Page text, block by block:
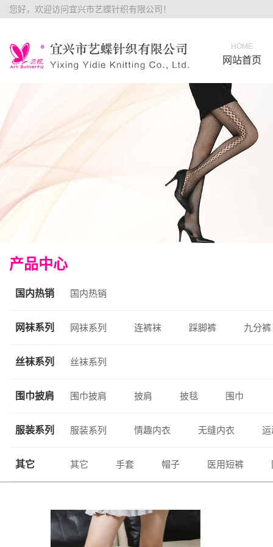
您好，欢迎访问宜兴市艺蝶针织有限公司！
HOME
网站首页
产品中心
国内热销 国内热销
网袜系列 网袜系列 连裤袜 踩脚裤 九分裤
丝袜系列 丝袜系列
围巾披肩 围巾披肩 披肩 披毯 围巾
服装系列 服装系列 情趣内衣 无缝内衣 运
其它 其它 手套 帽子 医用短裤